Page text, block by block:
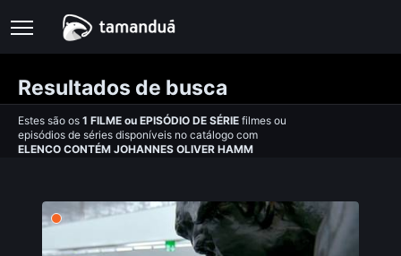
Resultados de busca
Estes são os 1 FILME ou EPISÓDIO DE SÉRIE filmes ou
episódios de séries disponíveis no catálogo com
ELENCO CONTÉM JOHANNES OLIVER HAMM